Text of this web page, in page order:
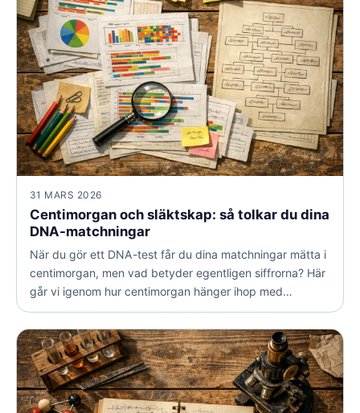
31 MARS 2026
Centimorgan och släktskap: så tolkar du dina
DNA-matchningar
När du gör ett DNA-test får du dina matchningar mätta i
centimorgan, men vad betyder egentligen siffrorna? Här
går vi igenom hur centimorgan hänger ihop med
släktskap, varför samma värde kan betyda olika saker
och hur du använder kunskapen i din egen
släktforskning.